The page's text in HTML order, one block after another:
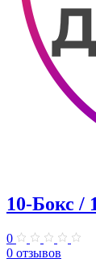
10-Бокс /
0
0 отзывов